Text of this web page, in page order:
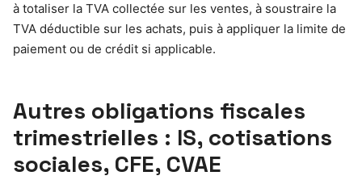
à totaliser la TVA collectée sur les ventes, à soustraire la
TVA déductible sur les achats, puis à appliquer la limite de
paiement ou de crédit si applicable.
Autres obligations fiscales
trimestrielles : IS, cotisations
sociales, CFE, CVAE